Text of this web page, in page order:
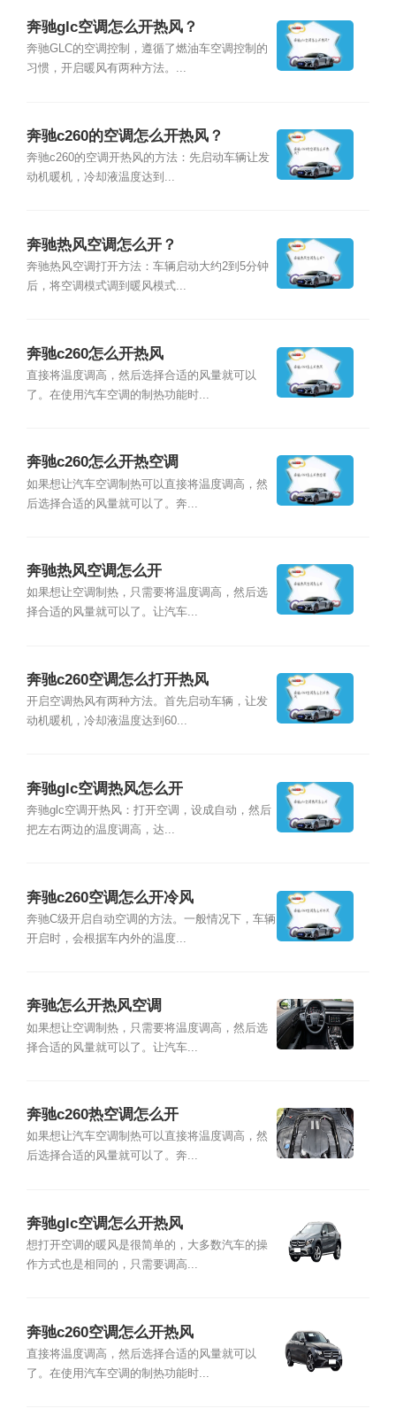
奔驰glc空调怎么开热风？
奔驰GLC的空调控制，遵循了燃油车空调控制的
习惯，开启暖风有两种方法。...
奔驰c260的空调怎么开热风？
奔驰c260的空调开热风的方法：先启动车辆让发
动机暖机，冷却液温度达到...
奔驰热风空调怎么开？
奔驰热风空调打开方法：车辆启动大约2到5分钟
后，将空调模式调到暖风模式...
奔驰c260怎么开热风
直接将温度调高，然后选择合适的风量就可以
了。在使用汽车空调的制热功能时...
奔驰c260怎么开热空调
如果想让汽车空调制热可以直接将温度调高，然
后选择合适的风量就可以了。奔...
奔驰热风空调怎么开
如果想让空调制热，只需要将温度调高，然后选
择合适的风量就可以了。让汽车...
奔驰c260空调怎么打开热风
开启空调热风有两种方法。首先启动车辆，让发
动机暖机，冷却液温度达到60...
奔驰glc空调热风怎么开
奔驰glc空调开热风：打开空调，设成自动，然后
把左右两边的温度调高，达...
奔驰c260空调怎么开冷风
奔驰C级开启自动空调的方法。一般情况下，车辆
开启时，会根据车内外的温度...
奔驰怎么开热风空调
如果想让空调制热，只需要将温度调高，然后选
择合适的风量就可以了。让汽车...
奔驰c260热空调怎么开
如果想让汽车空调制热可以直接将温度调高，然
后选择合适的风量就可以了。奔...
奔驰glc空调怎么开热风
想打开空调的暖风是很简单的，大多数汽车的操
作方式也是相同的，只需要调高...
奔驰c260空调怎么开热风
直接将温度调高，然后选择合适的风量就可以
了。在使用汽车空调的制热功能时...